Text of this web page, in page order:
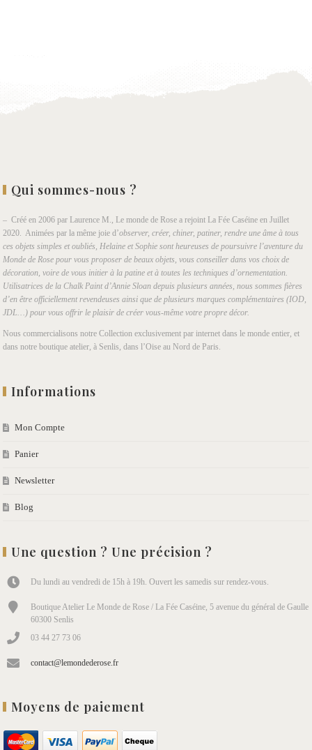
Qui sommes-nous ?
– Créé en 2006 par Laurence M., Le monde de Rose a rejoint La Fée Caséine en Juillet
2020. Animées par la même joie d’observer, créer, chiner, patiner, rendre une âme à tous
ces objets simples et oubliés, Helaine et Sophie sont heureuses de poursuivre l’aventure du
Monde de Rose pour vous proposer de beaux objets, vous conseiller dans vos choix de
décoration, voire de vous initier à la patine et à toutes les techniques d’ornementation.
Utilisatrices de la Chalk Paint d’Annie Sloan depuis plusieurs années, nous sommes fières
d’en être officiellement revendeuses ainsi que de plusieurs marques complémentaires (IOD,
JDL…) pour vous offrir le plaisir de créer vous-même votre propre décor.
Nous commercialisons notre Collection exclusivement par internet dans le monde entier, et
dans notre boutique atelier, à Senlis, dans l’Oise au Nord de Paris.
Informations
Mon Compte
Panier
Newsletter
Blog
Une question ? Une précision ?
Du lundi au vendredi de 15h à 19h. Ouvert les samedis sur rendez-vous.
Boutique Atelier Le Monde de Rose / La Fée Caséine, 5 avenue du général de Gaulle
60300 Senlis
03 44 27 73 06
contact@lemondederose.fr
Moyens de paiement